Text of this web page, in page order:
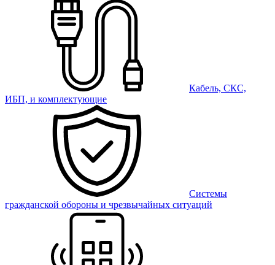
Кабель, СКС,
ИБП, и комплектующие
Системы
гражданской обороны и чрезвычайных ситуаций